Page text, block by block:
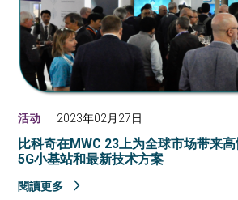
活动 2023年02月27日
比科奇在MWC 23上为全球市场带来
5G小基站和最新技术方案
閱讀更多